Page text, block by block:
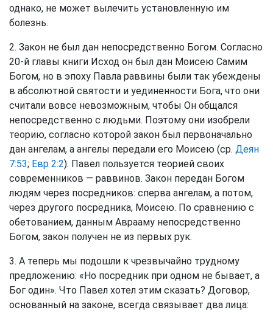
однако, не может вылечить установленную им
болезнь.
2. Закон не был дан непосредственно Богом. Согласно
20-й главы книги Исход он был дан Моисею Самим
Богом, но в эпоху Павла раввины были так убеждены
в абсолютной святости и уединенности Бога, что они
считали вовсе невозможным, чтобы Он общался
непосредственно с людьми. Поэтому они изобрели
теорию, согласно которой закон был первоначально
дан ангелам, а ангелы передали его Моисею (ср. Деян
7:53; Евр 2:2). Павел пользуется теорией своих
современников — раввинов. Закон передан Богом
людям через посредников: сперва ангелам, а потом,
через другого посредника, Моисею. По сравнению с
обетованием, данным Аврааму непосредственно
Богом, закон получен не из первых рук.
3. А теперь мы подошли к чрезвычайно трудному
предложению: «Но посредник при одном не бывает, а
Бог один». Что Павел хотел этим сказать? Договор,
основанный на законе, всегда связывает два лица: